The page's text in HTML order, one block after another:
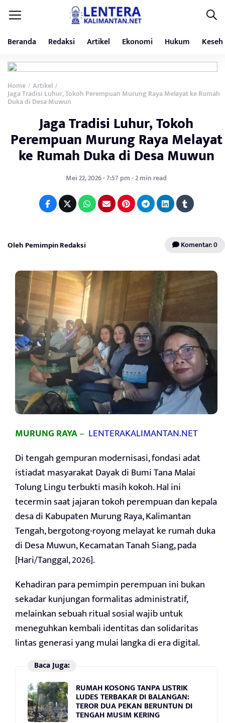
Beranda Redaksi Artikel Ekonomi Hukum
Home / Artikel /
Jaga Tradisi Luhur, Tokoh Perempuan Murung Raya Melayat ke Rumah
Duka di Desa Muwun
Jaga Tradisi Luhur, Tokoh
Perempuan Murung Raya Melayat
ke Rumah Duka di Desa Muwun
Mei 22, 2026 - 7:57 pm - 2 min read
Oleh Pemimpin Redaksi Komentar: 0
MURUNG RAYA– LENTERAKALIMANTAN.NET
Di tengah gempuran modernisasi, fondasi adat
istiadat masyarakat Dayak di Bumi Tana Malai
Tolung Lingu terbukti masih kokoh. Hal ini
tecermin saat jajaran tokoh perempuan dan kepala
desa di Kabupaten Murung Raya, Kalimantan
Tengah, bergotong-royong melayat ke rumah duka
di Desa Muwun, Kecamatan Tanah Siang, pada
[Hari/Tanggal, 2026].
Kehadiran para pemimpin perempuan ini bukan
sekadar kunjungan formalitas administratif,
melainkan sebuah ritual sosial wajib untuk
meneguhkan kembali identitas dan solidaritas
lintas generasi yang mulai langka di era digital.
Baca Juga:
RUMAH KOSONG TANPA LISTRIK
LUDES TERBAKAR DI BALANGAN:
TEROR DUA PEKAN BERUNTUN DI
TENGAH MUSIM KERING